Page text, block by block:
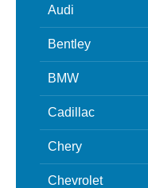
Audi
Bentley
BMW
Cadillac
Chery
Chevrolet